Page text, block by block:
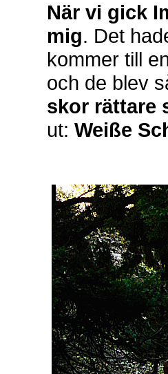
När vi gick
mig. Det
kommer till
och de blev
skor rättare
ut: Weiße